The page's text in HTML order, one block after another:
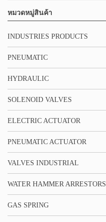
หมวดหมู่สินค้า
INDUSTRIES PRODUCTS
PNEUMATIC
HYDRAULIC
SOLENOID VALVES
ELECTRIC ACTUATOR
PNEUMATIC ACTUATOR
VALVES INDUSTRIAL
WATER HAMMER ARRESTORS
GAS SPRING